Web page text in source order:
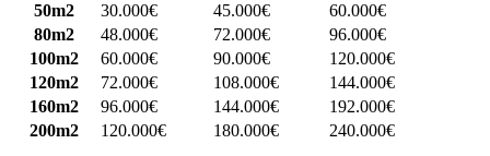
50m2
30.000€ 45.000€
60.000€
80m2
48.000€ 72.000€
96.000€
100m2
60.000€ 90.000€
120.000€
120m2
72.000€ 108.000€
144.000€
160m2
96.000€ 144.000€
192.000€
200m2
120.000€ 180.000€ 240.000€